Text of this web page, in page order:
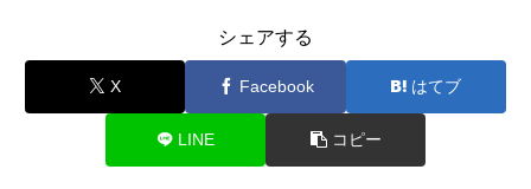
シェアする
X Facebook はてブ
LINE コピー